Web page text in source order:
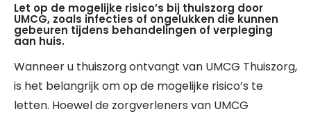
Let op de mogelijke risico’s bij thuiszorg door
UMCG, zoals infecties of ongelukken die kunnen
gebeuren tijdens behandelingen of verpleging
aan huis.
Wanneer u thuiszorg ontvangt van UMCG Thuiszorg,
is het belangrijk om op de mogelijke risico’s te
letten. Hoewel de zorgverleners van UMCG